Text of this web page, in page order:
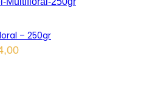
– 250gr